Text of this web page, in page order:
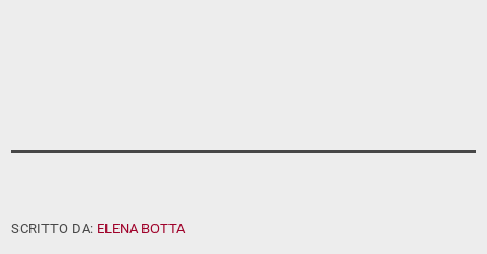
SCRITTO DA: ELENA BOTTA